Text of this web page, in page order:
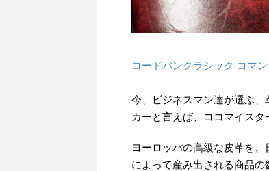
コードバンクラシック コマン
今、ビジネスマン達が選ぶ
カーと言えば、ココマイスタ
ヨーロッパの高級な皮革を
によって産み出される商品の